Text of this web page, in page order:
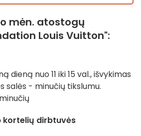
mėn. atostogų
Louis Vuitton":
dieną nuo 11 iki 15 val., išvykimas
salės - minučių tikslumu.
kortelių dirbtuvės